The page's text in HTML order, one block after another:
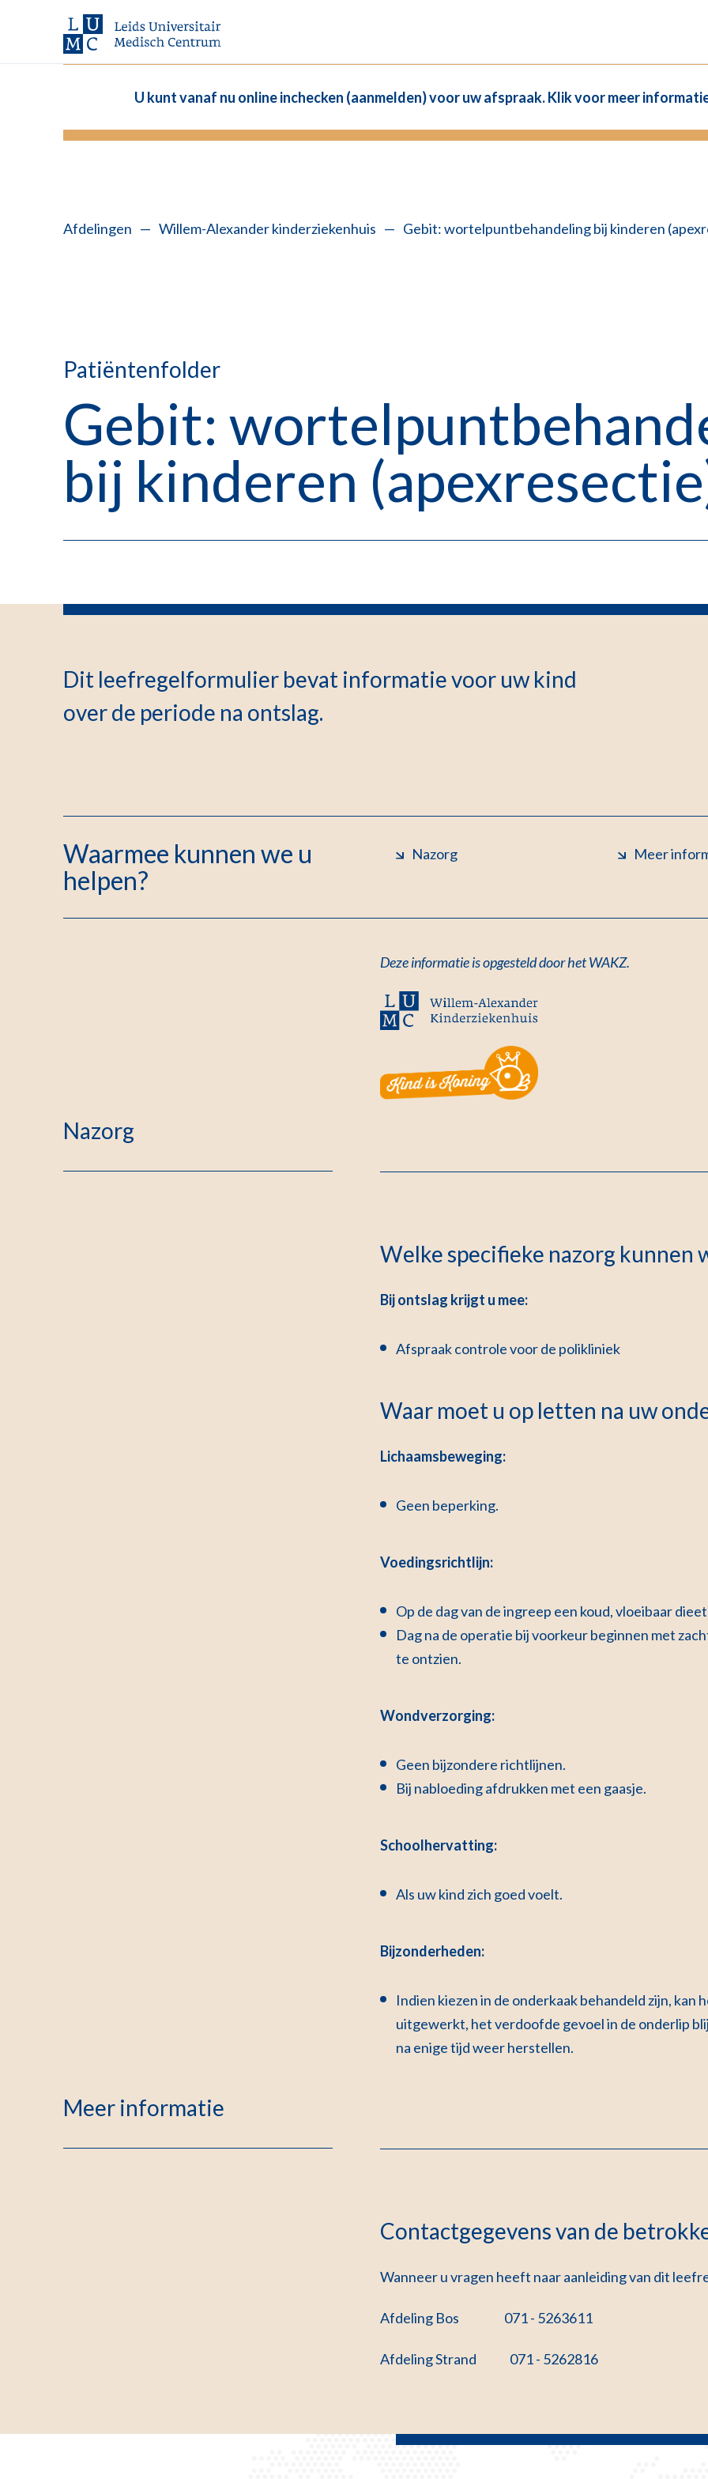
U kunt vanaf nu online inchecken (aanmelden) voor uw afspraak. Klik voor meer
Afdelingen — Willem-Alexander kinderziekenhuis — Gebit: wortelpuntbehandeling bij kinderen
Patiëntenfolder
Gebit:
bij kinderen
Dit leefregelformulier bevat informatie voor uw kind
over de periode na ontslag.
Waarmee kunnen we u
helpen?
Nazorg Meer
Deze informatie is opgesteld door het WAKZ.
Nazorg
Welke specifieke nazorg kunnen
Bij ontslag krijgt u mee:
Afspraak controle voor de polikliniek
Waar moet u op letten na uw
Lichaamsbeweging:
Geen beperking.
Voedingsrichtlijn:
Op de dag van de ingreep een koud, vloeibaar
Dag na de operatie bij voorkeur beginnen met
te ontzien.
Wondverzorging:
Geen bijzondere richtlijnen.
Bij nabloeding afdrukken met een gaasje.
Schoolhervatting:
Als uw kind zich goed voelt.
Bijzonderheden:
Indien kiezen in de onderkaak behandeld zijn, kan
uitgewerkt, het verdoofde gevoel in de onderlip
na enige tijd weer herstellen.
Meer informatie
Contactgegevens van de
Wanneer u vragen heeft naar aanleiding van dit
Afdeling Bos 071 - 5263611
Afdeling Strand 071 - 5262816